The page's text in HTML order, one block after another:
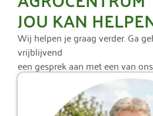
JOU KAN
Wij helpen je graag verder. Ga
vrijblijvend
een gesprek aan met een van